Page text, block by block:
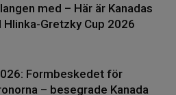
med – Här är Kanadas
Gretzky Cup 2026
Formbeskedet för
– besegrade Kanada